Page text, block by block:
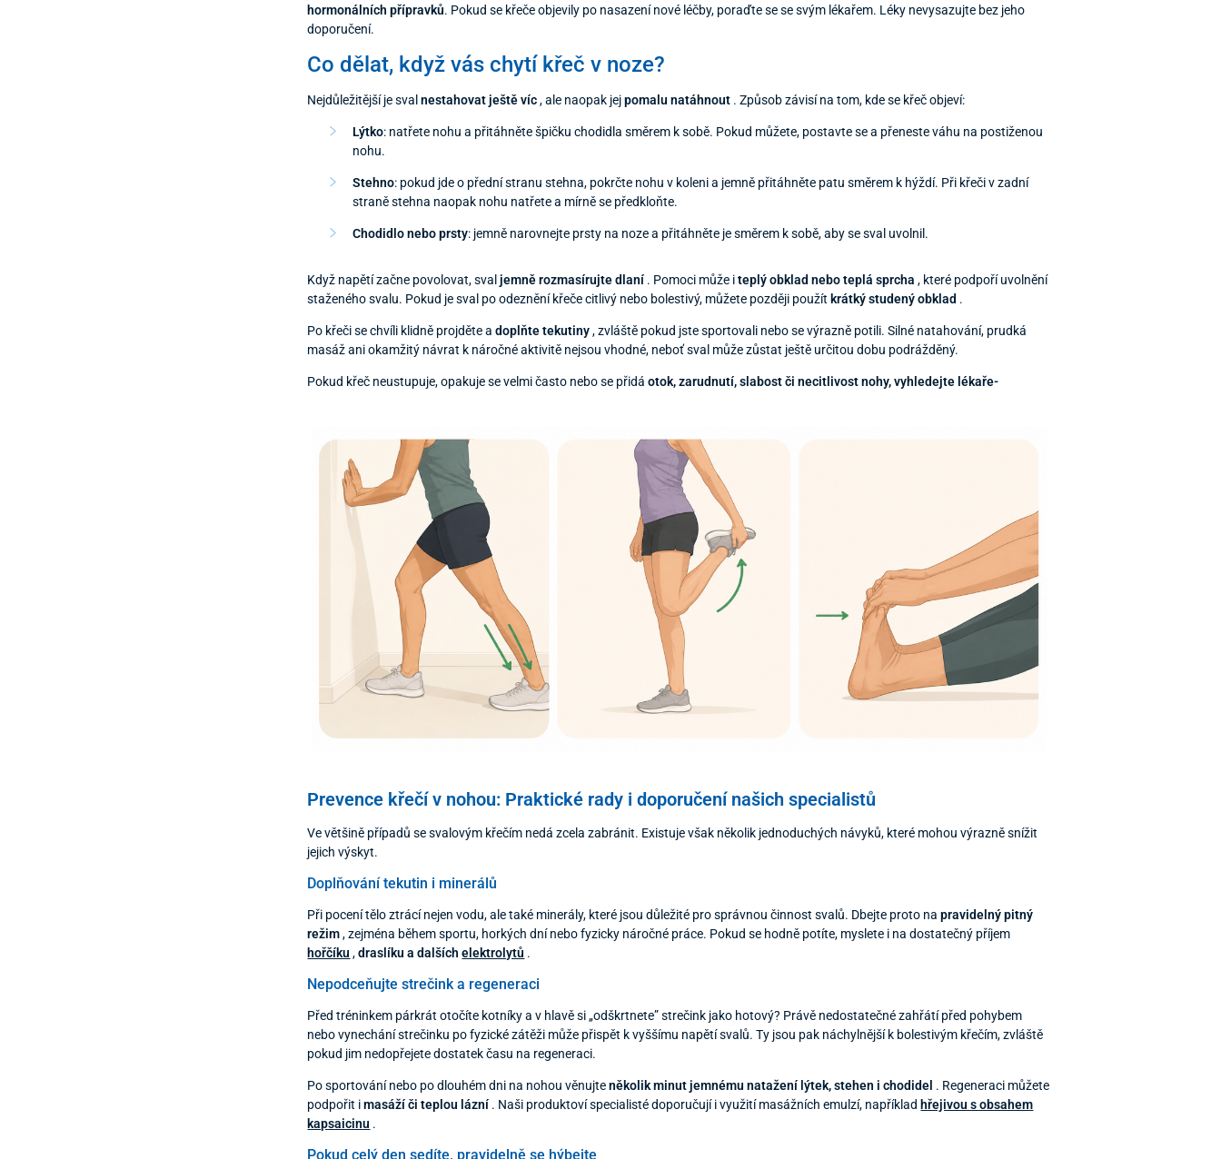
hormonálních přípravků. Pokud se křeče objevily po nasazení nové léčby, poraďte se se svým lékařem. Léky nevysazujte bez jeho
doporučení.
Co dělat, když vás chytí křeč v noze?
Nejdůležitější je svalnestahovat ještě víc, ale naopak jejpomalu natáhnout . Způsob závisí na tom, kde se křeč objeví:
Lýtko: natřete nohu a přitáhněte špičku chodidla směrem k sobě. Pokud můžete, postavte se a přeneste váhu na postiženou
nohu.
Stehno: pokud jde o přední stranu stehna, pokrčte nohu v koleni a jemně přitáhněte patu směrem k hýždí. Při křeči v zadní
straně stehna naopak nohu natřete a mírně se předkloňte.
Chodidlo nebo prsty: jemně narovnejte prsty na noze a přitáhněte je směrem k sobě, aby se sval uvolnil.
Když napětí začne povolovat, svaljemně rozmasírujte dlaní . Pomoci může iteplý obklad nebo teplá sprcha , které podpoří uvolnění
staženého svalu. Pokud je sval po odeznění křeče citlivý nebo bolestivý, můžete později použít krátký studený obklad .
Po křeči se chvíli klidně projděte adoplňte tekutiny, zvláště pokud jste sportovali nebo se výrazně potili. Silné natahování, prudká
masáž ani okamžitý návrat k náročné aktivitě nejsou vhodné, neboť sval může zůstat ještě určitou dobu podrážděný.
Pokud křeč neustupuje, opakuje se velmi často nebo se přidáotok, zarudnutí, slabost či necitlivost nohy, vyhledejte lékaře-
Prevence křečí v nohou: Praktické rady i doporučení našich specialistů
Ve většině případů se svalovým křečím nedá zcela zabránit. Existuje však několik jednoduchých návyků, které mohou výrazně snížit
jejich výskyt.
Doplňování tekutin i minerálů
Při pocení tělo ztrácí nejen vodu, ale také minerály, které jsou důležité pro správnou činnost svalů. Dbejte proto napravidelný pitný
režim, zejména během sportu, horkých dní nebo fyzicky náročné práce. Pokud se hodně potíte, myslete i na dostatečný příjem
hořčíku ,draslíku a dalšíchelektrolytů .
Nepodceňujte strečink a regeneraci
Před tréninkem párkrát otočíte kotníky a v hlavě si „odškrtnete” strečink jako hotový? Právě nedostatečné zahřátí před pohybem
nebo vynechání strečinku po fyzické zátěži může přispět k vyššímu napětí svalů. Ty jsou pak náchylnější k bolestivým křečím, zvláště
pokud jim nedopřejete dostatek času na regeneraci.
Po sportování nebo po dlouhém dni na nohou věnujteněkolik minut jemnému natažení lýtek, stehen i chodidel . Regeneraci můžete
podpořit imasáží či teplou lázní . Naši produktoví specialisté doporučují i využití masážních emulzí, například hřejivou s obsahem
kapsaicinu .
Pokud celý den sedíte, pravidelně se hýbejte